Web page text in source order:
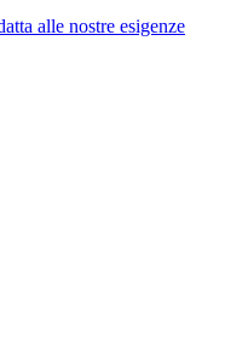
alle nostre esigenze